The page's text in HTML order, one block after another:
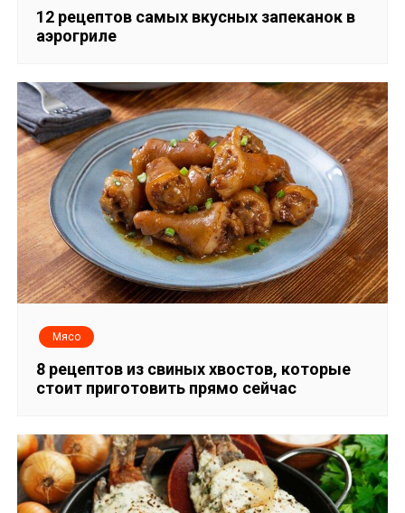
12 рецептов самых вкусных запеканок в
аэрогриле
Мясо
8 рецептов из свиных хвостов, которые
стоит приготовить прямо сейчас